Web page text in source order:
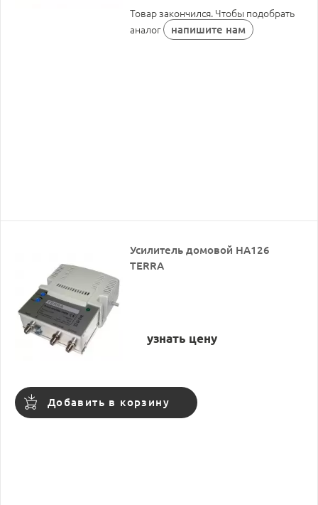
Товар закончился. Чтобы подобрать
аналог
напишите нам
Усилитель домовой HA126
TERRA
узнать цену
Добавить в корзину